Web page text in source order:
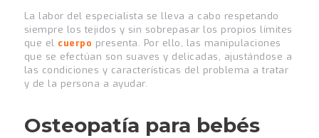
La labor del especialista se lleva a cabo respetando
siempre los tejidos y sin sobrepasar los propios límites
que el cuerpo presenta. Por ello, las manipulaciones
que se efectúan son suaves y delicadas, ajustándose a
las condiciones y características del problema a tratar
y de la persona a ayudar.
Osteopatía para bebés